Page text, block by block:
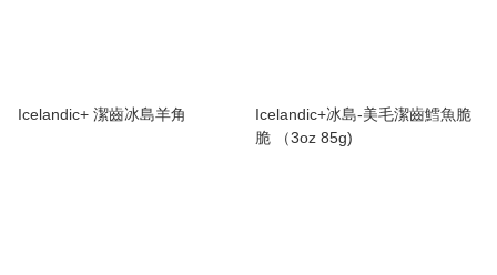
Icelandic+ 潔齒冰島羊角
Icelandic+冰島-美毛潔齒鱈魚脆
脆 （3oz 85g)